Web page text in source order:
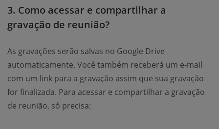
3. Como acessar e compartilhar a
gravação de reunião?
As gravações serão salvas no Google Drive
automaticamente. Você também receberá um e-mail
com um link para a gravação assim que sua gravação
for finalizada. Para acessar e compartilhar a gravação
de reunião, só precisa: